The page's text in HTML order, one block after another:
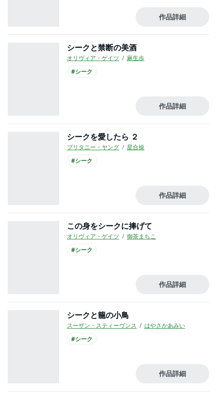
作品詳細
シークと禁断の美酒
オリヴィア・ゲイツ
麻生歩
#シーク
作品詳細
シークを愛したら ２
ブリタニー・ヤング
星合操
#シーク
作品詳細
この身をシークに捧げて
オリヴィア・ゲイツ
御茶まちこ
#シーク
作品詳細
シークと籠の小鳥
スーザン・スティーヴンス
はやさかあみい
#シーク
作品詳細